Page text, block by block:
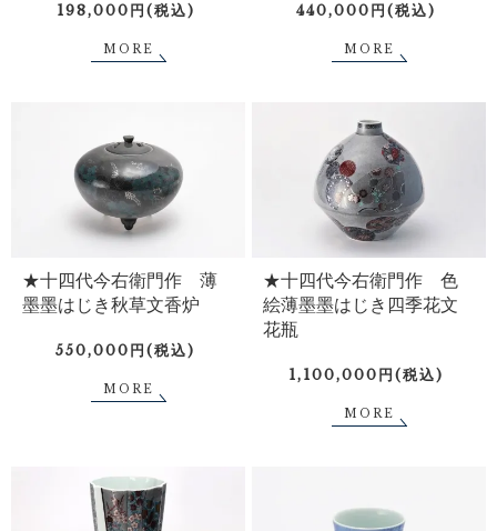
198,000円(税込)
MORE
440,000円(税込)
MORE
★十四代今右衛門作 薄
墨墨はじき秋草文香炉
550,000円(税込)
MORE
★十四代今右衛門作 色
絵薄墨墨はじき四季花文
花瓶
1,100,000円(税込)
MORE